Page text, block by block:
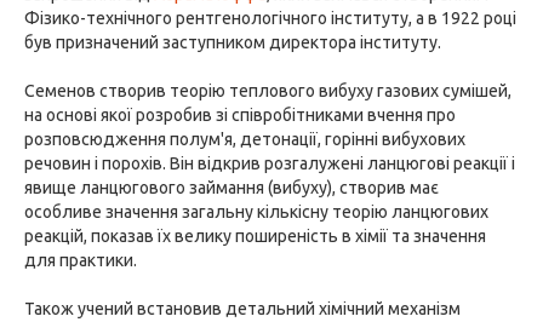
Фізико-технічного рентгенологічного інституту, а в 1922 році
був призначений заступником директора інституту.
Семенов створив теорію теплового вибуху газових сумішей,
на основі якої розробив зі співробітниками вчення про
розповсюдження полум'я, детонації, горінні вибухових
речовин і порохів. Він відкрив розгалужені ланцюгові реакції і
явище ланцюгового займання (вибуху), створив має
особливе значення загальну кількісну теорію ланцюгових
реакцій, показав їх велику поширеність в хімії та значення
для практики.
Також учений встановив детальний хімічний механізм